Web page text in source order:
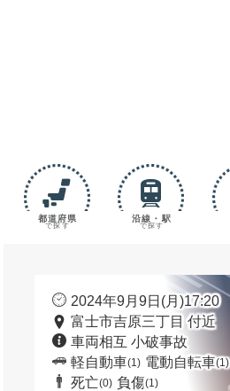
都道府県
で探す
沿線・駅
で探す
2024年9月9日(月)17:20
富士市吉原三丁目 付近
車両相互 小破事故
軽自動車(1) 電動自転車(1)
死亡(0) 負傷(1)